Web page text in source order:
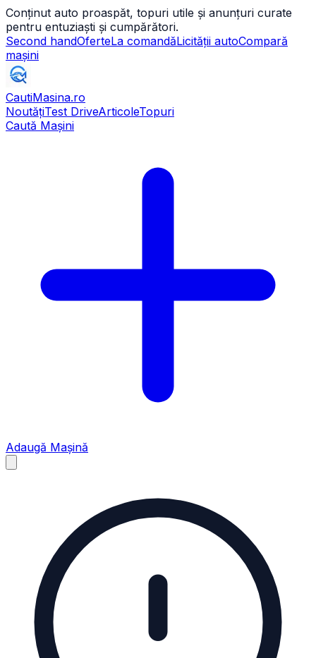
Conținut auto proaspăt, topuri utile și anunțuri curate
pentru entuziaști și cumpărători.
Second handOferteLa comandăLicității autoCompară
mașini
CautiMasina.ro
NoutățiTest DriveArticoleTopuri
Caută Mașini
Adaugă Mașină